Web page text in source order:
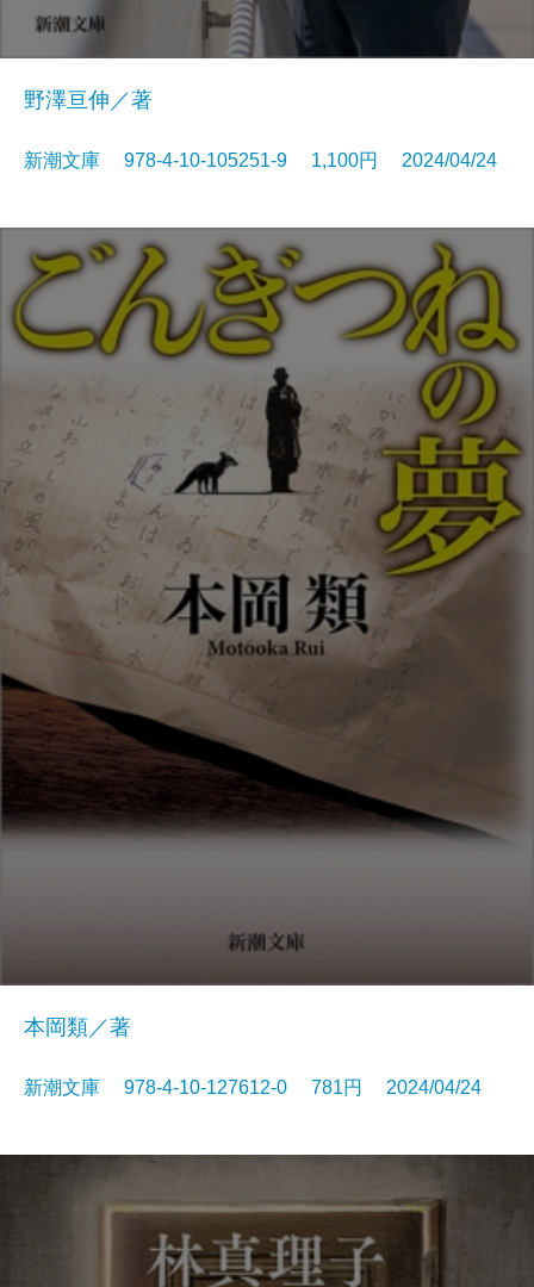
野澤亘伸／著
新潮文庫 978-4-10-105251-9 1,100円 2024/04/24
本岡類／著
新潮文庫 978-4-10-127612-0 781円 2024/04/24